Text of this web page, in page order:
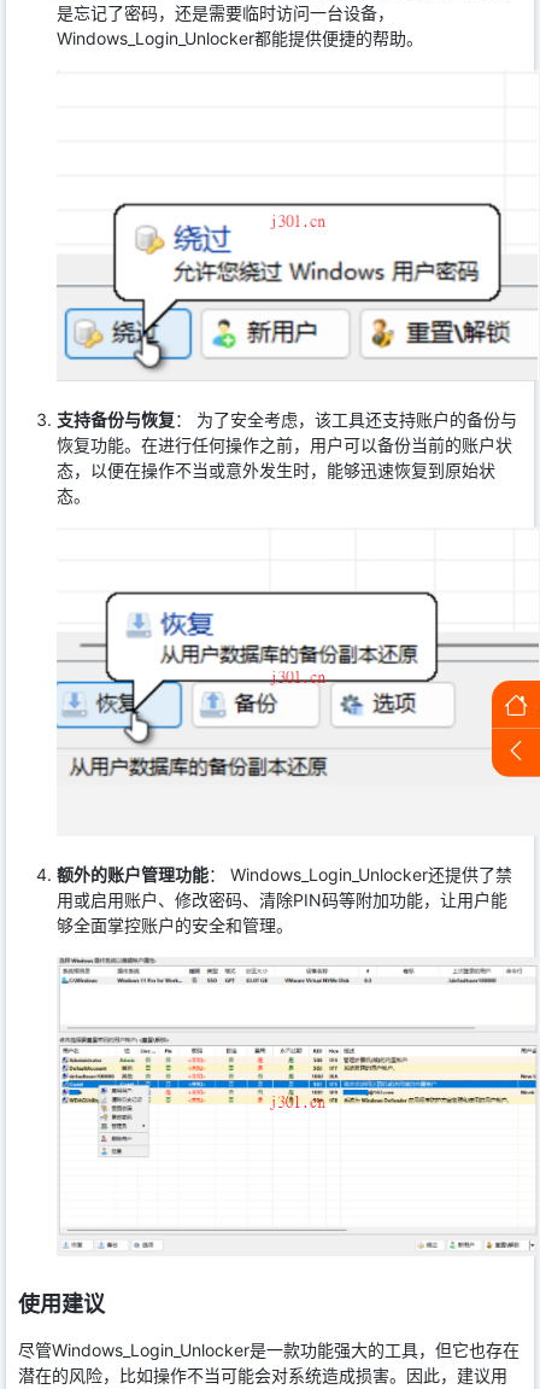
是忘记了密码，还是需要临时访问一台设备，
Windows_Login_Unlocker都能提供便捷的帮助。
支持备份与恢复： 为了安全考虑，该工具还支持账户的备份与
恢复功能。在进行任何操作之前，用户可以备份当前的账户状
态，以便在操作不当或意外发生时，能够迅速恢复到原始状
态。
额外的账户管理功能： Windows_Login_Unlocker还提供了禁
用或启用账户、修改密码、清除PIN码等附加功能，让用户能
够全面掌控账户的安全和管理。
使用建议
尽管Windows_Login_Unlocker是一款功能强大的工具，但它也存在
潜在的风险，比如操作不当可能会对系统造成损害。因此，建议用